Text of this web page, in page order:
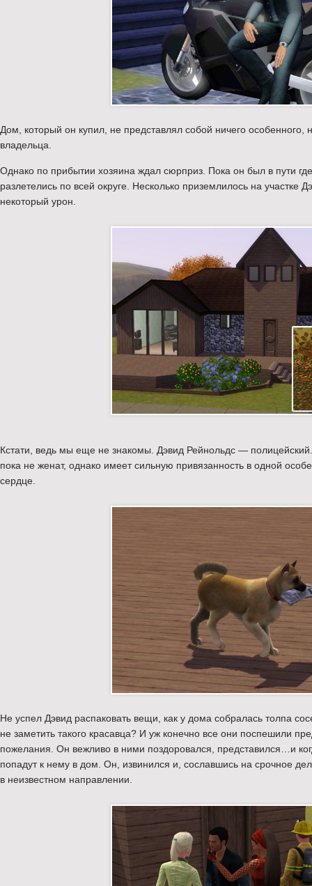
Дом, который он купил, не представлял собой ничего особенного,
владельца.
Однако по прибытии хозяина ждал сюрприз. Пока он был в пути
разлетелись по всей округе. Несколько приземлилось на участке
некоторый урон.
Кстати, ведь мы еще не знакомы. Дэвид Рейнольдс —
пока не женат, однако имеет сильную привязанность в одной
сердце.
Не успел Дэвид распаковать вещи, как у дома собралась толпа
не заметить такого красавца? И уж конечно все они поспешили
пожелания. Он вежливо в ними поздоровался, представился…и
попадут к нему в дом. Он, извинился и, сославшись на срочное
в неизвестном направлении.